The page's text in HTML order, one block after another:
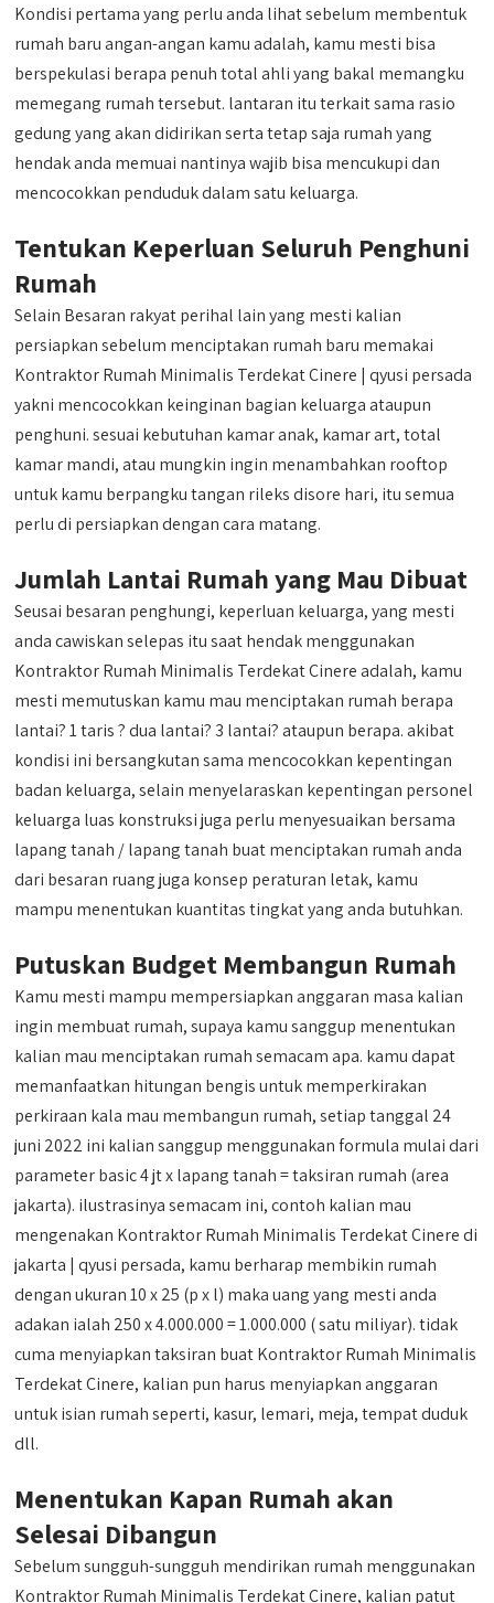
Kondisi pertama yang perlu anda lihat sebelum membentuk
rumah baru angan-angan kamu adalah, kamu mesti bisa
berspekulasi berapa penuh total ahli yang bakal memangku
memegang rumah tersebut. lantaran itu terkait sama rasio
gedung yang akan didirikan serta tetap saja rumah yang
hendak anda memuai nantinya wajib bisa mencukupi dan
mencocokkan penduduk dalam satu keluarga.
Tentukan Keperluan Seluruh Penghuni
Rumah
Selain Besaran rakyat perihal lain yang mesti kalian
persiapkan sebelum menciptakan rumah baru memakai
Kontraktor Rumah Minimalis Terdekat Cinere | qyusi persada
yakni mencocokkan keinginan bagian keluarga ataupun
penghuni. sesuai kebutuhan kamar anak, kamar art, total
kamar mandi, atau mungkin ingin menambahkan rooftop
untuk kamu berpangku tangan rileks disore hari, itu semua
perlu di persiapkan dengan cara matang.
Jumlah Lantai Rumah yang Mau Dibuat
Seusai besaran penghungi, keperluan keluarga, yang mesti
anda cawiskan selepas itu saat hendak menggunakan
Kontraktor Rumah Minimalis Terdekat Cinere adalah, kamu
mesti memutuskan kamu mau menciptakan rumah berapa
lantai? 1 taris ? dua lantai? 3 lantai? ataupun berapa. akibat
kondisi ini bersangkutan sama mencocokkan kepentingan
badan keluarga, selain menyelaraskan kepentingan personel
keluarga luas konstruksi juga perlu menyesuaikan bersama
lapang tanah / lapang tanah buat menciptakan rumah anda
dari besaran ruang juga konsep peraturan letak, kamu
mampu menentukan kuantitas tingkat yang anda butuhkan.
Putuskan Budget Membangun Rumah
Kamu mesti mampu mempersiapkan anggaran masa kalian
ingin membuat rumah, supaya kamu sanggup menentukan
kalian mau menciptakan rumah semacam apa. kamu dapat
memanfaatkan hitungan bengis untuk memperkirakan
perkiraan kala mau membangun rumah, setiap tanggal 24
juni 2022 ini kalian sanggup menggunakan formula mulai dari
parameter basic 4 jt x lapang tanah = taksiran rumah (area
jakarta). ilustrasinya semacam ini, contoh kalian mau
mengenakan Kontraktor Rumah Minimalis Terdekat Cinere di
jakarta | qyusi persada, kamu berharap membikin rumah
dengan ukuran 10 x 25 (p x l) maka uang yang mesti anda
adakan ialah 250 x 4.000.000 = 1.000.000 ( satu miliyar). tidak
cuma menyiapkan taksiran buat Kontraktor Rumah Minimalis
Terdekat Cinere, kalian pun harus menyiapkan anggaran
untuk isian rumah seperti, kasur, lemari, meja, tempat duduk
dll.
Menentukan Kapan Rumah akan
Selesai Dibangun
Sebelum sungguh-sungguh mendirikan rumah menggunakan
Kontraktor Rumah Minimalis Terdekat Cinere, kalian patut